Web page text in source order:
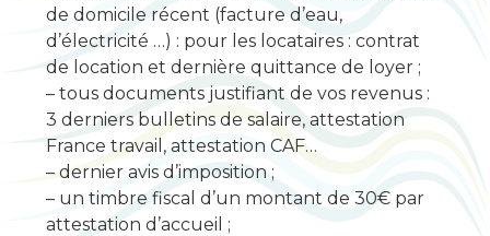
de domicile récent (facture d’eau,
d’électricité …) : pour les locataires : contrat
de location et dernière quittance de loyer ;
– tous documents justifiant de vos revenus :
3 derniers bulletins de salaire, attestation
France travail, attestation CAF…
– dernier avis d’imposition ;
– un timbre fiscal d’un montant de 30€ par
attestation d’accueil ;